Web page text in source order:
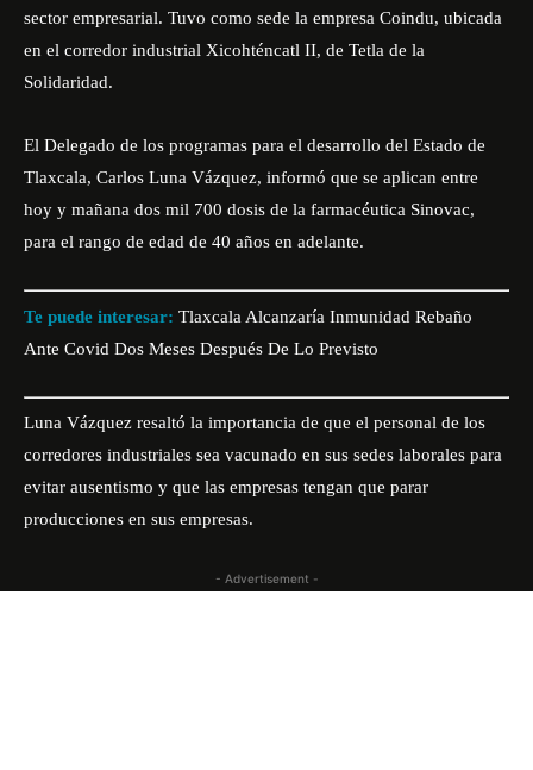
sector empresarial. Tuvo como sede la empresa Coindu, ubicada
en el corredor industrial Xicohténcatl II, de Tetla de la
Solidaridad.
El Delegado de los programas para el desarrollo del Estado de
Tlaxcala, Carlos Luna Vázquez, informó que se aplican entre
hoy y mañana dos mil 700 dosis de la farmacéutica Sinovac,
para el rango de edad de 40 años en adelante.
Te puede interesar: Tlaxcala Alcanzaría Inmunidad Rebaño
Ante Covid Dos Meses Después De Lo Previsto
Luna Vázquez resaltó la importancia de que el personal de los
corredores industriales sea vacunado en sus sedes laborales para
evitar ausentismo y que las empresas tengan que parar
producciones en sus empresas.
- Advertisement -